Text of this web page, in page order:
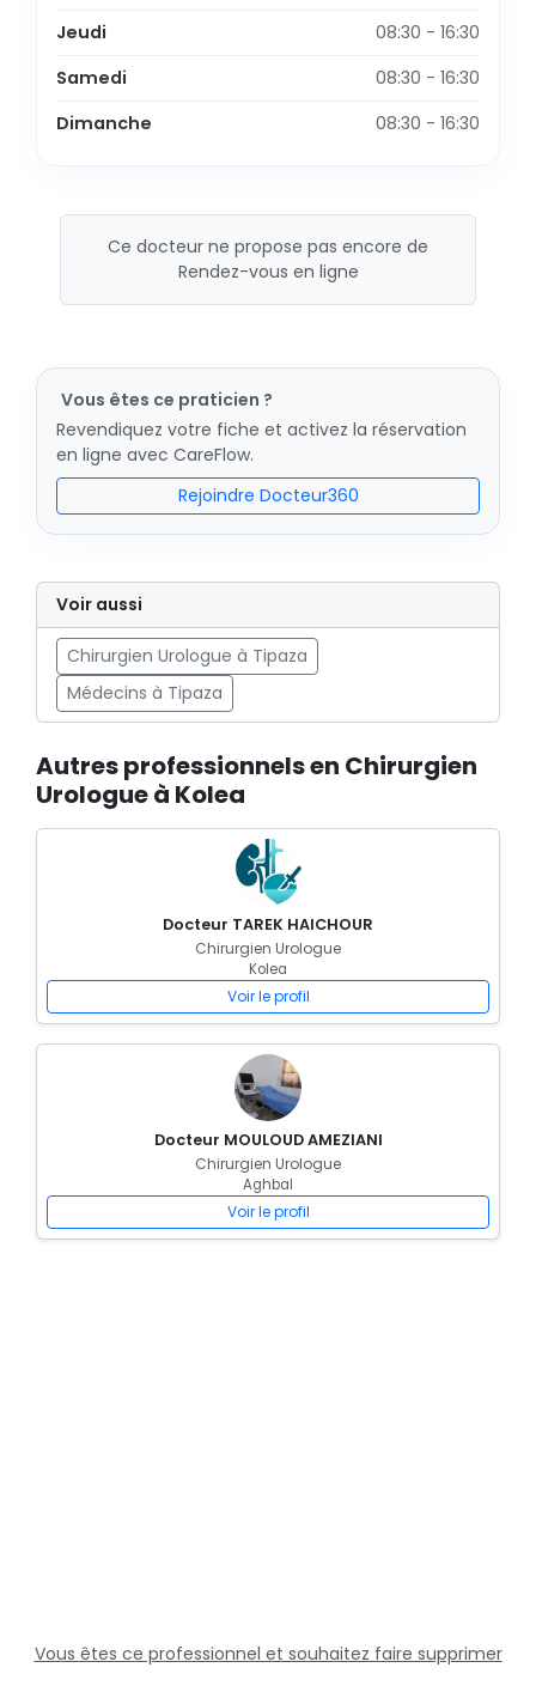
Jeudi
08:30 - 16:30
Samedi
08:30 - 16:30
Dimanche
08:30 - 16:30
Ce docteur ne propose pas encore de
Rendez-vous en ligne
Vous êtes ce praticien ?
Revendiquez votre fiche et activez la réservation
en ligne avec CareFlow.
Rejoindre Docteur360
Voir aussi
Chirurgien Urologue à Tipaza
Médecins à Tipaza
Autres professionnels en Chirurgien
Urologue à Kolea
Docteur TAREK HAICHOUR
Chirurgien Urologue
Kolea
Voir le profil
Docteur MOULOUD AMEZIANI
Chirurgien Urologue
Aghbal
Voir le profil
Vous êtes ce professionnel et souhaitez faire supprimer